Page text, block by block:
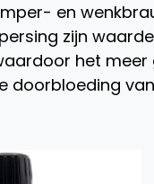
en
zijn
het
doorbloeding